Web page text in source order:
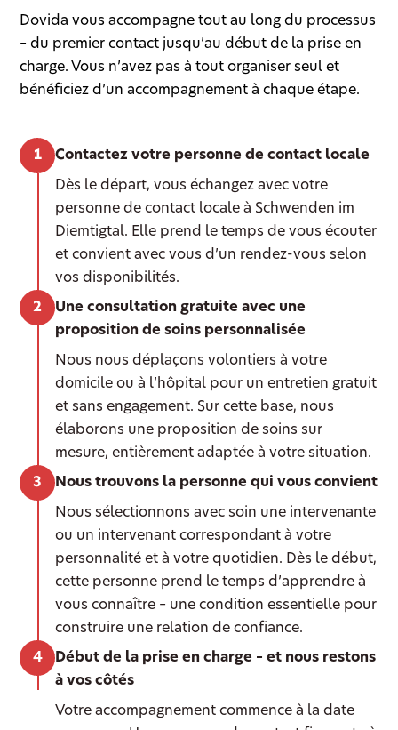
Dovida vous accompagne tout au long du processus
– du premier contact jusqu’au début de la prise en
charge. Vous n’avez pas à tout organiser seul et
bénéficiez d’un accompagnement à chaque étape.
Contactez votre personne de contact locale
Dès le départ, vous échangez avec votre
personne de contact locale à Schwenden im
Diemtigtal. Elle prend le temps de vous écouter
et convient avec vous d’un rendez-vous selon
vos disponibilités.
Une consultation gratuite avec une
proposition de soins personnalisée
Nous nous déplaçons volontiers à votre
domicile ou à l’hôpital pour un entretien gratuit
et sans engagement. Sur cette base, nous
élaborons une proposition de soins sur
mesure, entièrement adaptée à votre situation.
Nous trouvons la personne qui vous convient
Nous sélectionnons avec soin une intervenante
ou un intervenant correspondant à votre
personnalité et à votre quotidien. Dès le début,
cette personne prend le temps d’apprendre à
vous connaître – une condition essentielle pour
construire une relation de confiance.
Début de la prise en charge – et nous restons
à vos côtés
Votre accompagnement commence à la date